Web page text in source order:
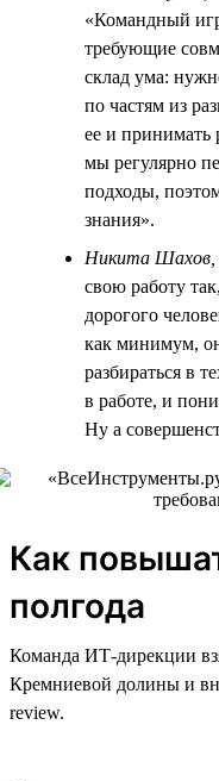
«Командный
требующие
склад ума:
по частям из
ее и принимать
мы регулярно
подходы,
знания».
Никита Шахов,
свою работу
дорогого
как минимум,
разбираться в
в работе, и
Ну а
Как
полгода
Команда ИТ-дирекции
Кремниевой долины и
review.